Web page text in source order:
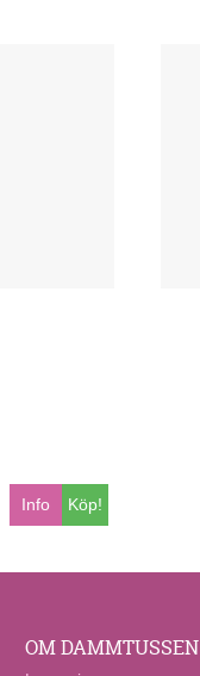
Köp!
Info
OM DAMMTUSSEN